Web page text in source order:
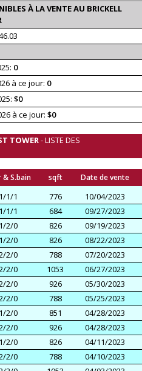
À LA VENTE AU BRICKELL
0
à ce jour: 0
$0
à ce jour: $0
TOWER- LISTE DES
& S.bain sqft Date de vente
1/1/1 776
10/04/2023
1/1/1 684
09/27/2023
1/2/0 826
09/19/2023
1/2/0 826
08/22/2023
2/0 788
07/20/2023
2/0 1053
06/27/2023
2/0 926
05/30/2023
2/0 788
05/25/2023
1/2/0 851
04/28/2023
2/0 926
04/28/2023
1/2/0 826
04/11/2023
2/0 788
04/10/2023